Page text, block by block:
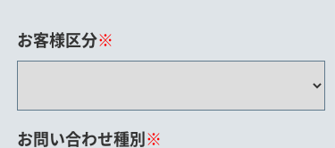
お客様区分※
お問い合わせ種別※